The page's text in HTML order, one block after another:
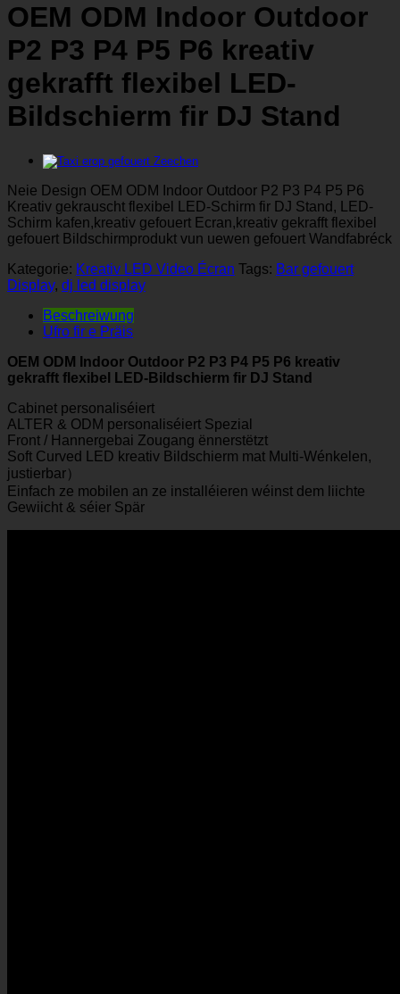
OEM ODM Indoor Outdoor
P2 P3 P4 P5 P6 kreativ
gekrafft flexibel LED-
Bildschierm fir DJ Stand
Neie Design OEM ODM Indoor Outdoor P2 P3 P4 P5 P6
Kreativ gekrauscht flexibel LED-Schirm fir DJ Stand, LED-
Schirm kafen,kreativ gefouert Ecran,kreativ gekrafft flexibel
gefouert Bildschirmprodukt vun uewen gefouert Wandfabréck
Kategorie: Kreativ LED Video Écran Tags: Bar gefouert
Display, dj led display
Beschreiwung
Ufro fir e Präis
OEM ODM Indoor Outdoor P2 P3 P4 P5 P6 kreativ
gekrafft flexibel LED-Bildschierm fir DJ Stand
Cabinet personaliséiert
ALTER & ODM personaliséiert Spezial
Front / Hannergebai Zougang ënnerstëtzt
Soft Curved LED kreativ Bildschierm mat Multi-Wénkelen,
justierbar）
Einfach ze mobilen an ze installéieren wéinst dem liichte
Gewiicht & séier Spär